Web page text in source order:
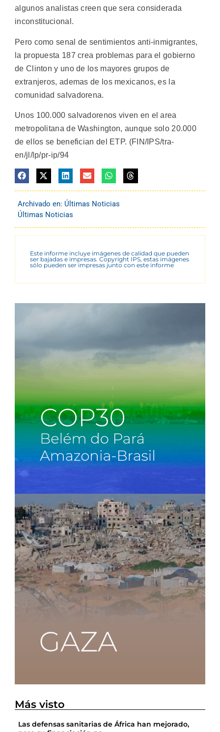
algunos analistas creen que sera considerada
inconstitucional.
Pero como senal de sentimientos anti-inmigrantes,
la propuesta 187 crea problemas para el gobierno
de Clinton y uno de los mayores grupos de
extranjeros, ademas de los mexicanos, es la
comunidad salvadorena.
Unos 100.000 salvadorenos viven en el area
metropolitana de Washington, aunque solo 20.000
de ellos se benefician del ETP. (FIN/IPS/tra-
en/jl/lp/pr-ip/94
Archivado en: Últimas Noticias
Últimas Noticias
Este informe incluye imágenes de calidad que pueden
ser bajadas e impresas. Copyright IPS, estas imágenes
sólo pueden ser impresas junto con este informe
Más visto
Las defensas sanitarias de África han mejorado,